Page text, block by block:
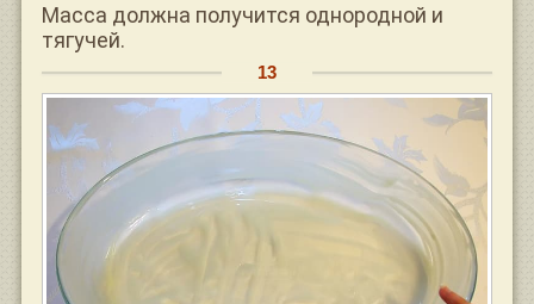
Масса должна получится однородной и
тягучей.